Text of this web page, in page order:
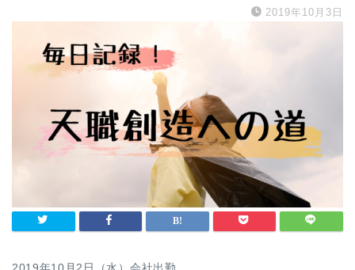
2019年10月3日